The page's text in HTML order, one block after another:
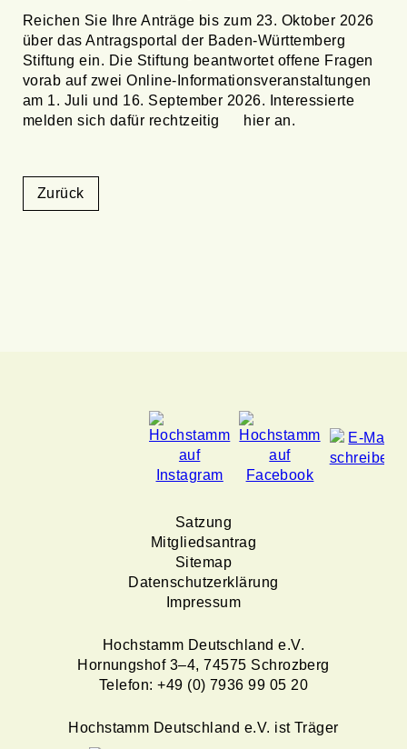
Reichen Sie Ihre Anträge bis zum 23. Oktober 2026
über das Antragsportal der Baden-Württemberg
Stiftung ein. Die Stiftung beantwortet offene Fragen
vorab auf zwei Online-Informationsveranstaltungen
am 1. Juli und 16. September 2026. Interessierte
melden sich dafür rechtzeitig
hier an.
Zurück
Hochstamm Deutschland e.V. ist Träger
Hochstamm Deutschland e.V.
Hornungshof 3–4, 74575 Schrozberg
Telefon: +49 (0) 7936 99 05 20
überspringen
Satzung
Mitgliedsantrag
Sitemap
Datenschutzerklärung
Impressum